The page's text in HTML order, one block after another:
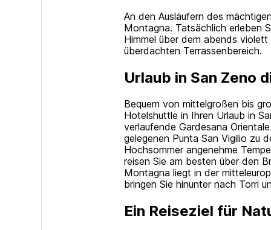
An den Ausläufern des
Montagna. Tatsächlich erleben
Himmel über dem abends
überdachten Terrassenbereich.
Urlaub in San Zeno
Bequem von mittelgroßen bis
Hotelshuttle in Ihren Urlaub in
verlaufende Gardesana
gelegenen Punta San Vigilio zu
Hochsommer angenehme
reisen Sie am besten über den
Montagna liegt in der
bringen Sie hinunter nach Torri
Ein Reiseziel für